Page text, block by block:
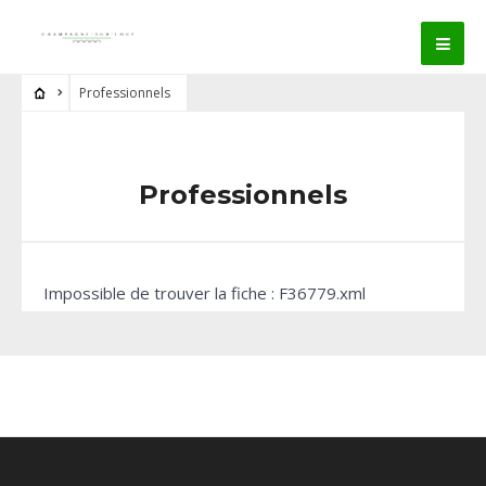
Professionnels
Professionnels
Impossible de trouver la fiche : F36779.xml